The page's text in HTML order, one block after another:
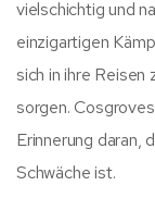
vielschichtig und
einzigartigen
sich in ihre Reisen
sorgen.
Erinnerung daran,
Schwäche ist.